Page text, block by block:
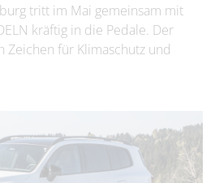
tritt im Mai gemeinsam mit
kräftig in die Pedale. Der
Zeichen für Klimaschutz und